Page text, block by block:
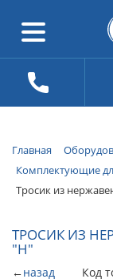
Главная
Комплектующие
Тросик из
ТРОСИК ИЗ
"Н"
←назад Код